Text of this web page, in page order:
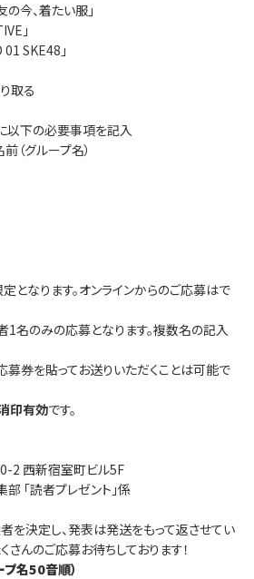
今、着たい服」
」
SKE48」
取る
以下の必要事項を記入
（グループ名）
なります。オンラインからのご応募はで
名のみの応募となります。複数名の記入
券を貼ってお送りいただくことは可能で
印有効です。
2 西新宿室町ビル5F
「読者プレゼント」係
を決定し、発表は発送をもって返させてい
さんのご応募お待ちしております！
プ名50音順）